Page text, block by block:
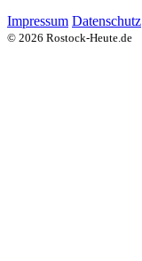
Impressum Datenschutz
© 2026 Rostock-Heute.de